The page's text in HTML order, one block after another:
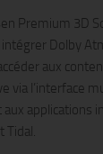
Premium 3D
Dolby
aux
via l’interface
aux applications
Tidal.